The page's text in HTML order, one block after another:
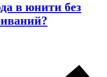
в юнити без